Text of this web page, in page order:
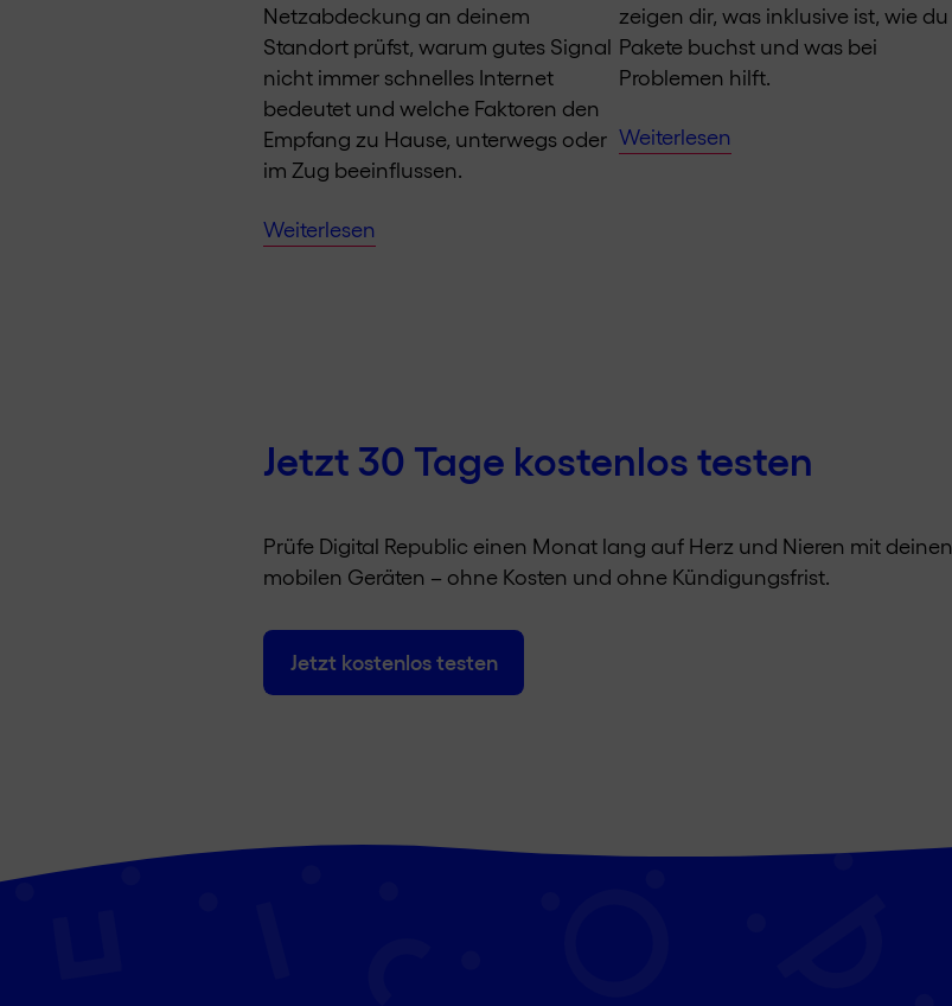
Netzabdeckung an deinem
Standort prüfst, warum gutes Signal
nicht immer schnelles Internet
bedeutet und welche Faktoren den
Empfang zu Hause, unterwegs oder
im Zug beeinflussen.
Weiterlesen
zeigen dir, was inklusive ist, wie du
Pakete buchst und was bei
Problemen hilft.
Weiterlesen
Jetzt 30 Tage kostenlos testen
Prüfe Digital Republic einen Monat lang auf Herz und Nieren mit deinen
mobilen Geräten – ohne Kosten und ohne Kündigungsfrist.
Jetzt kostenlos testen